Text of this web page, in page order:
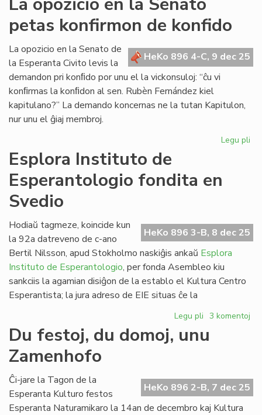
Ed
Borsboom
(1936[1951]-
petas konfirmon de konfido
HeKo 896 4-C, 9 dec 25
La opozicio en la Senato de
la Esperanta Civito levis la
demandon pri konﬁdo por unu el la vickonsuloj: “ĉu vi
konﬁrmas la konﬁdon al sen. Rubèn Fernández kiel
kapitulano?” La demando koncernas ne la tutan Kapitulon,
nur unu el ĝiaj membroj.
Legu pli
Esplora Instituto de
Esperantologio fondita en
Svedio
HeKo 896 3-B, 8 dec 25
Hodiaŭ tagmeze, koincide kun
la 92a datreveno de c-ano
Bertil Nilsson, apud Stokholmo naskiĝis ankaŭ Esplora
Instituto de Esperantologio, per fonda Asembleo kiu
sankciis la agamian disiĝon de la establo el Kultura Centro
Esperantista; la jura adreso de EIE situas ĉe la
Legu pli pri
Instituto
fondita
en
Svedio
3 komentoj
Du festoj, du domoj, unu
Zamenhofo
HeKo 896 2-B, 7 dec 25
Ĉi-jare la Tagon de la
Esperanta Kulturo festos
Esperanta Naturamikaro la 14an de decembro kaj Kultura